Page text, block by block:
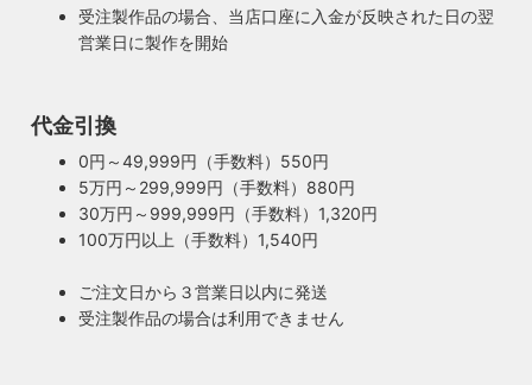
もしもの時も安心・製作担当者が修理を行いま
連絡ください！ハンドメイド照明やアンティーク照明は修理
が心配とよくお声を頂きますが、当店では器具を製作した本
100年近く前のソケットも復活・特殊な絶縁体
ト。何十年、時には100年近く前のソケットシェルを使うこ
ともあります。ところが100年近く前のソケットに使われて
いたインシュレーター（絶縁体）はご覧の通り炭化してボロ
ボロに。当店では専門機関に依頼し、特殊カーボンを使いオ
近く前のソケットも安心してお使い頂けます。
受注製作品の場合、当店口座に入金が反映された日の翌
営業日に製作を開始
代金引換
0円～49,999円（手数料）550円
5万円～299,999円（手数料）880円
30万円～999,999円（手数料）1,320円
100万円以上（手数料）1,540円
ご注文日から３営業日以内に発送
受注製作品の場合は利用できません